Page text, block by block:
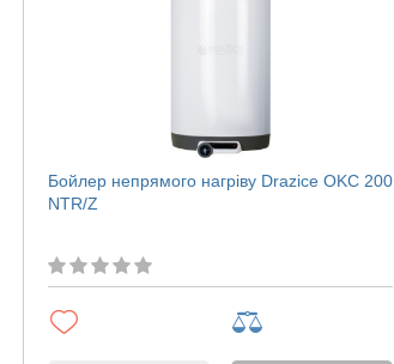
Бойлер непрямого нагріву Drazice OKC 200
NTR/Z